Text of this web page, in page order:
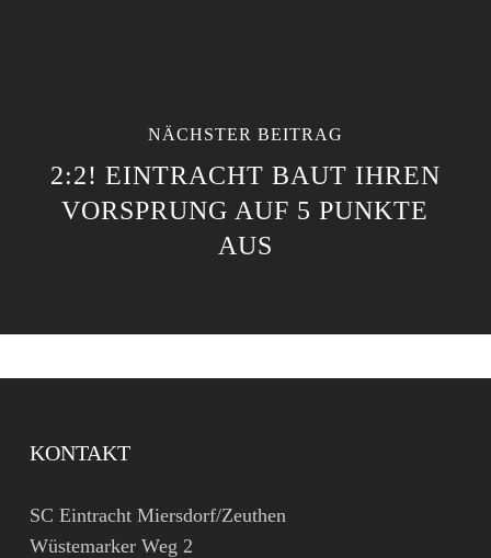
NÄCHSTER BEITRAG
2:2! EINTRACHT BAUT IHREN
VORSPRUNG AUF 5 PUNKTE
AUS
KONTAKT
SC Eintracht Miersdorf/Zeuthen
Wüstemarker Weg 2